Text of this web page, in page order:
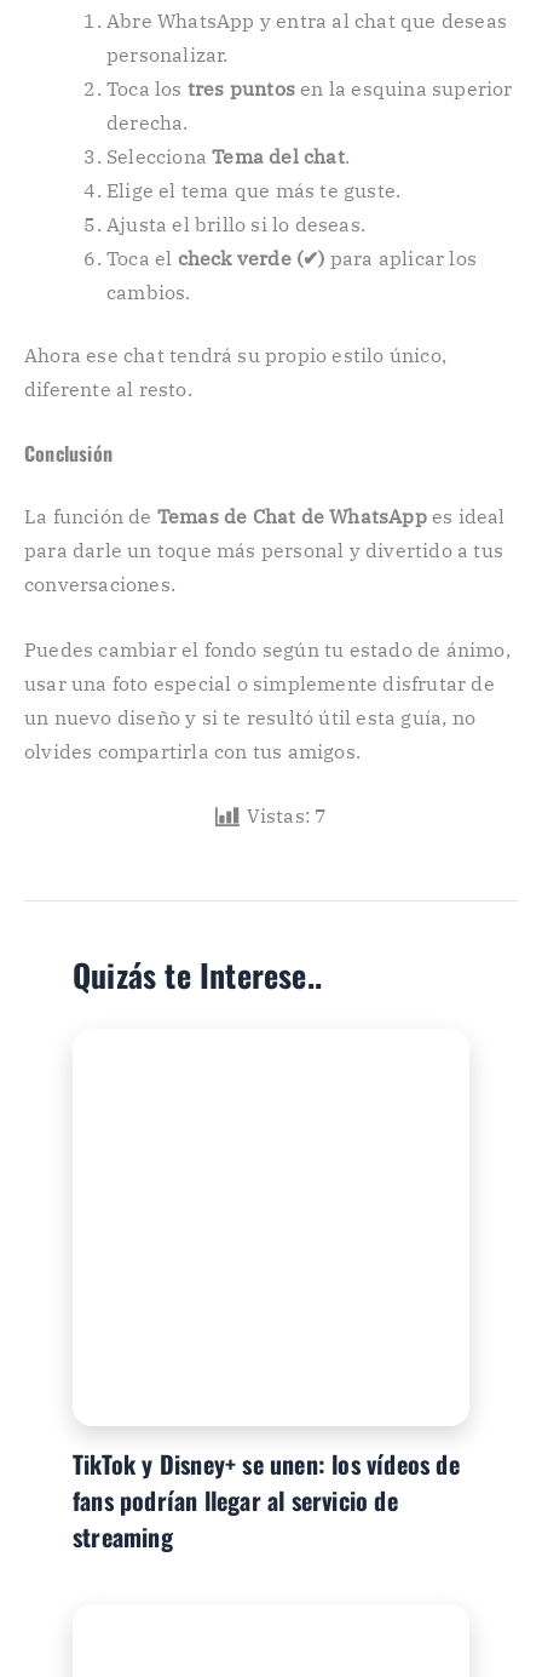
Abre WhatsApp y entra al chat que deseas
personalizar.
Toca los tres puntos en la esquina superior
derecha.
SeleccionaTema del chat.
Elige el tema que más te guste.
Ajusta el brillo si lo deseas.
Toca el check verde (✔) para aplicar los
cambios.
Ahora ese chat tendrá su propio estilo único,
diferente al resto.
Conclusión
La función de Temas de Chat de WhatsAppes ideal
para darle un toque más personal y divertido a tus
conversaciones.
Puedes cambiar el fondo según tu estado de ánimo,
usar una foto especial o simplemente disfrutar de
un nuevo diseño y si te resultó útil esta guía, no
olvides compartirla con tus amigos.
Vistas: 7
Quizás te Interese..
TikTok y Disney+ se unen: los vídeos de
fans podrían llegar al servicio de
streaming